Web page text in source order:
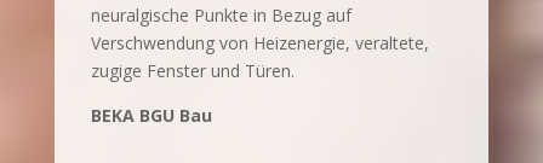
neuralgische Punkte in Bezug auf
Verschwendung von Heizenergie, veraltete,
zugige Fenster und Türen.
BEKA BGU Bau